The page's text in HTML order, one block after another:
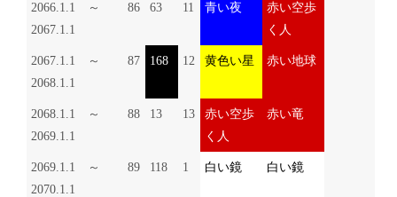
2066.1.1 ～
2067.1.1
86 63 11 青い夜
赤い空歩
く人
2067.1.1 ～
2068.1.1
87 168 12 黄色い星 赤い地球
2068.1.1 ～
2069.1.1
88 13 13
赤い空歩
く人
赤い竜
2069.1.1 ～
2070.1.1
89 118 1 白い鏡 白い鏡